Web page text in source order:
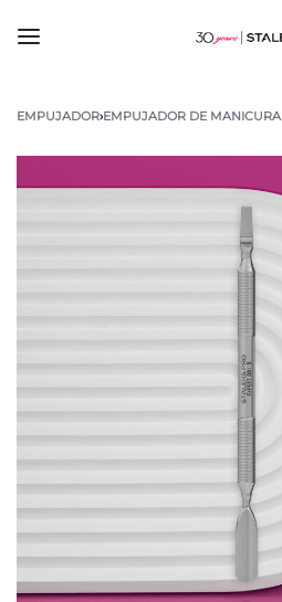
EMPUJADOR›EMPUJADOR DE MANICURA